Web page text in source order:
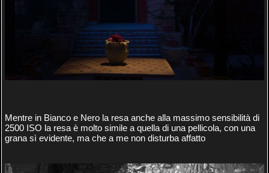
Mentre in Bianco e Nero la resa anche alla massimo sensibilità di
2500 ISO la resa è molto simile a quella di una pellicola, con una
grana sì evidente, ma che a me non disturba affatto